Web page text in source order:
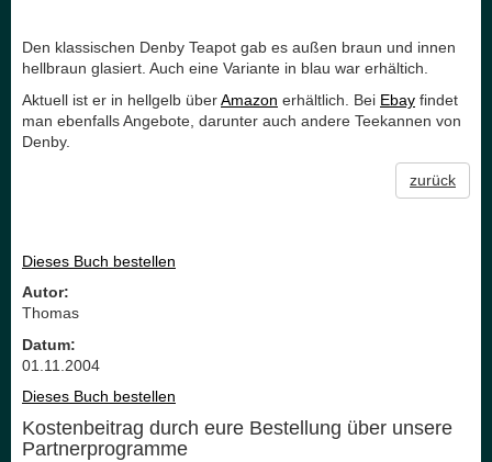
Den klassischen Denby Teapot gab es außen braun und innen
hellbraun glasiert. Auch eine Variante in blau war erhältich.
Aktuell ist er in hellgelb überAmazon erhältlich. Bei Ebay findet
man ebenfalls Angebote, darunter auch andere Teekannen von
Denby.
zurück
Dieses Buch bestellen
Autor:
Thomas
Datum:
01.11.2004
Dieses Buch bestellen
Kostenbeitrag durch eure Bestellung über unsere
Partnerprogramme